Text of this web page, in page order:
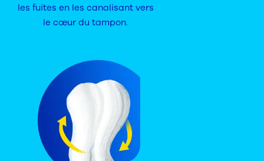
les fuites en les canalisant vers
le cœur du tampon.